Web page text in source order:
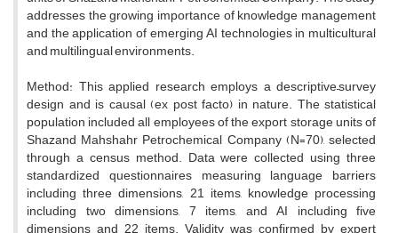
addresses the growing importance of knowledge management
and the application of emerging AI technologies in multicultural
and multilingual environments.
Method: This applied research employs a descriptive–survey
design and is causal (ex post facto) in nature. The statistical
population included all employees of the export storage units of
Shazand Mahshahr Petrochemical Company (N=70), selected
through a census method. Data were collected using three
standardized questionnaires measuring language barriers
including three dimensions, 21 items, knowledge processing
including two dimensions, 7 items, and AI including five